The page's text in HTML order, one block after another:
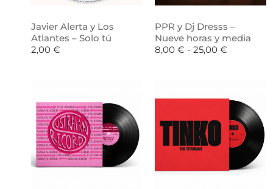
Javier Alerta y Los
Atlantes – Solo tú
2,00 €
PPR y Dj Dresss –
Nueve horas y media
8,00 € - 25,00 €